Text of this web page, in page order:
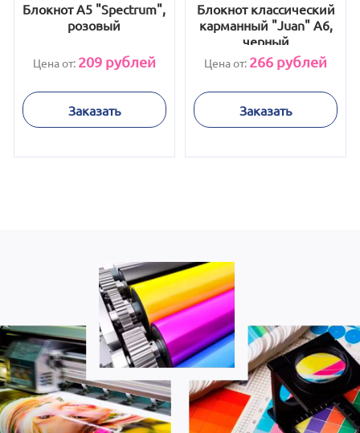
Блокнот А5 "Spectrum",
розовый
Цена от: 209рублей
Заказать
Блокнот классический
карманный "Juan" А6,
черный
Цена от: 266 рублей
Заказать